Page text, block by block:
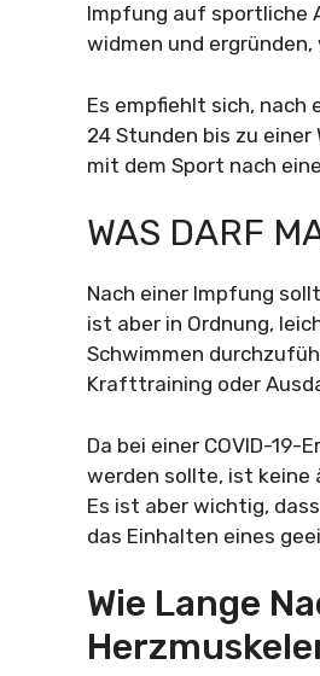
Impfung auf sportliche
widmen und
Es empfiehlt sich,
24 Stunden bis zu
mit dem Sport nach
WAS DARF
Nach einer Impfung
ist aber in Ordnung,
Schwimmen
Krafttraining oder
Da bei einer COVID-
werden sollte, ist keine
Es ist aber wichtig,
das Einhalten eines
Wie Lange